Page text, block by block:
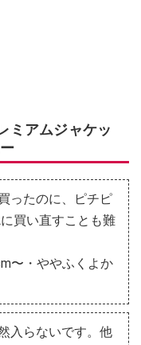
ミアムジャケッ
ったのに、ピチピ
買い直すことも難
〜・ややふくよか
入らないです。他